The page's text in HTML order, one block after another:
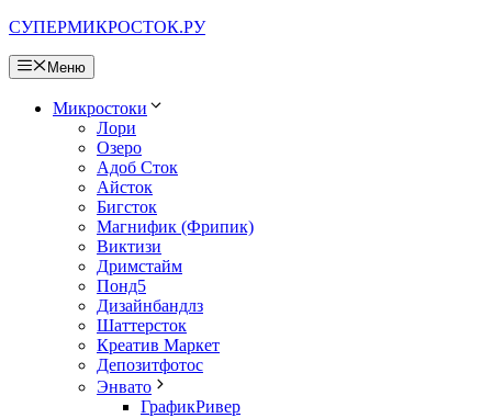
Перейти
содержимому
СУПЕРМИКРОСТОК.РУ
Меню
Микростоки
Лори
Озеро
Адоб Сток
Айсток
Бигсток
Магнифик (Фрипик)
Виктизи
Дримстайм
Понд5
Дизайнбандлз
Шаттерсток
Креатив Маркет
Депозитфотос
Энвато
ГрафикРивер